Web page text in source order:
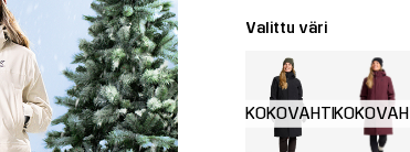
Valittu väri
KOKOVAHTI